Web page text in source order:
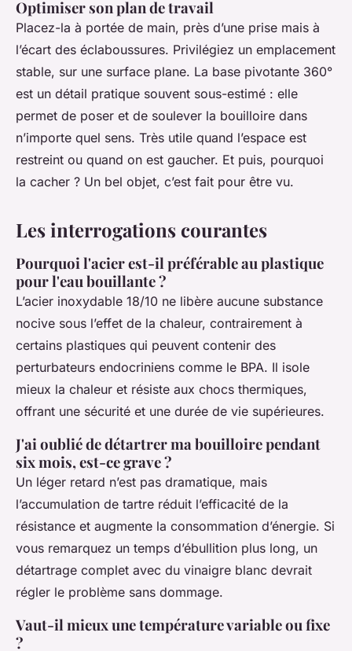
Optimiser son plan de travail
Placez-la à portée de main, près d’une prise mais à
l’écart des éclaboussures. Privilégiez un emplacement
stable, sur une surface plane. La base pivotante 360°
est un détail pratique souvent sous-estimé : elle
permet de poser et de soulever la bouilloire dans
n’importe quel sens. Très utile quand l’espace est
restreint ou quand on est gaucher. Et puis, pourquoi
la cacher ? Un bel objet, c’est fait pour être vu.
Les interrogations courantes
Pourquoi l'acier est-il préférable au plastique
pour l'eau bouillante ?
L’acier inoxydable 18/10 ne libère aucune substance
nocive sous l’effet de la chaleur, contrairement à
certains plastiques qui peuvent contenir des
perturbateurs endocriniens comme le BPA. Il isole
mieux la chaleur et résiste aux chocs thermiques,
offrant une sécurité et une durée de vie supérieures.
J'ai oublié de détartrer ma bouilloire pendant
six mois, est-ce grave ?
Un léger retard n’est pas dramatique, mais
l’accumulation de tartre réduit l’efficacité de la
résistance et augmente la consommation d’énergie. Si
vous remarquez un temps d’ébullition plus long, un
détartrage complet avec du vinaigre blanc devrait
régler le problème sans dommage.
Vaut-il mieux une température variable ou fixe
?